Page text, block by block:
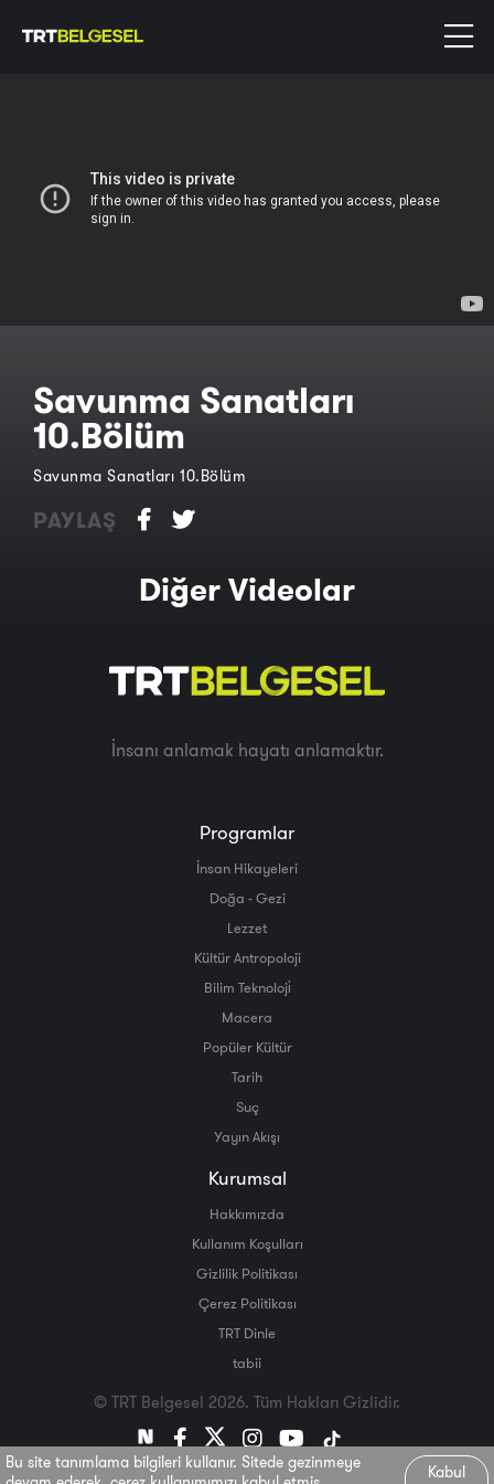
Savunma Sanatları
10.Bölüm
Savunma Sanatları 10.Bölüm
PAYLAŞ
Diğer Videolar
Bu site tanımlama bilgileri kullanır. Sitede gezinmeye
Kabul
İnsanı anlamak hayatı anlamaktır.
Programlar
İnsan Hikayeleri
Doğa - Gezi
Lezzet
Kültür Antropoloji
Bilim Teknoloji̇
Macera
Popüler Kültür
Tarih
Suç
Yayın Akışı
Kurumsal
Hakkımızda
Kullanım Koşulları
Gizlilik Politikası
Çerez Politikası
TRT Dinle
tabii
© TRT Belgesel 2026. Tüm Hakları Gizlidir.